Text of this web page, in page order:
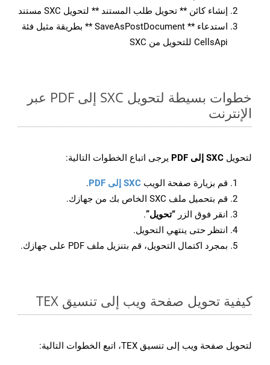
إنشاء كائن ** تحويل طلب المستند ** لتحويل SXC مستند
استدعاء ** SaveAsPostDocument ** بطريقة مثيل فئة
CellsApi للتحويل من SXC
خطوات بسيطة لتحويل SXC إلى PDF عبر
الإنترنت
لتحويل SXC إلى PDF يرجى اتباع الخطوات التالية:
قم بزيارة صفحة الويب SXC إلى PDF
.
قم بتحميل ملف SXC الخاص بك من جهازك.
انقر فوق الزر “تحويل”.
انتظر حتى ينتهي التحويل.
بمجرد اكتمال التحويل، قم بتنزيل ملف PDF على جهازك.
كيفية تحويل صفحة ويب إلى تنسيق TEX
لتحويل صفحة ويب إلى تنسيق TEX، اتبع الخطوات التالية: